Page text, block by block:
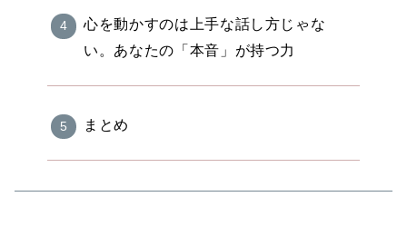
心を動かすのは上手な話し方じゃな
い。あなたの「本音」が持つ力
まとめ